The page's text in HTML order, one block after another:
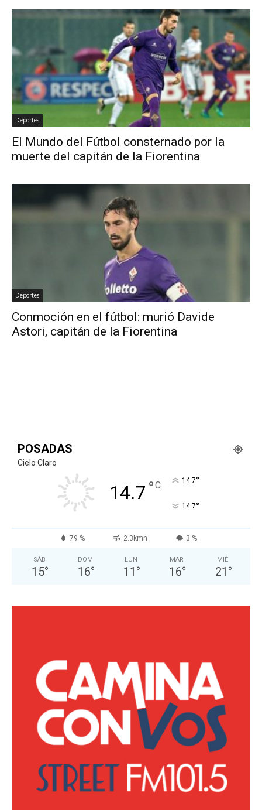
Deportes
El Mundo del Fútbol consternado por la
muerte del capitán de la Fiorentina
Deportes
Conmoción en el fútbol: murió Davide
Astori, capitán de la Fiorentina
POSADAS
Cielo Claro
14.7 °C 14.7°
14.7°
79 % 2.3kmh 3 %
SÁB
15°
DOM
16°
LUN
11 °
MAR
16°
MIÉ
21 °